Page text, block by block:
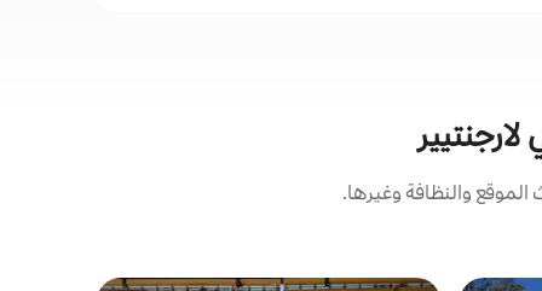
والنظافة وغيرها.